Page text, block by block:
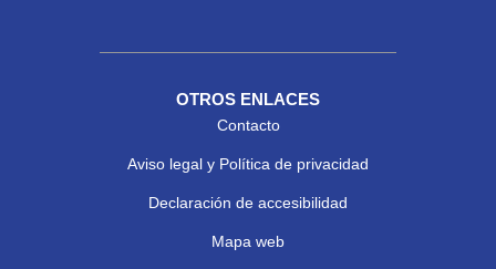
OTROS ENLACES
Contacto
Aviso legal y Política de privacidad
Declaración de accesibilidad
Mapa web